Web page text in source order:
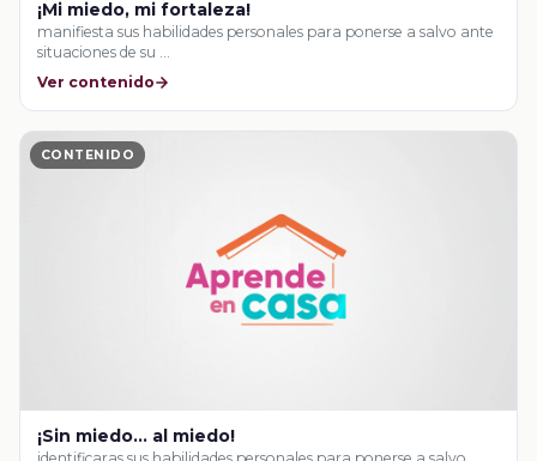
¡Mi miedo, mi fortaleza!
manifiesta sus habilidades personales para ponerse a salvo ante
situaciones de su …
Ver contenido
CONTENIDO
¡Sin miedo… al miedo!